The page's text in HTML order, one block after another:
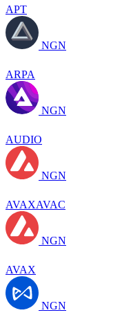
APT
NGN
ARPA
NGN
AUDIO
NGN
AVAXAVAC
NGN
AVAX
NGN